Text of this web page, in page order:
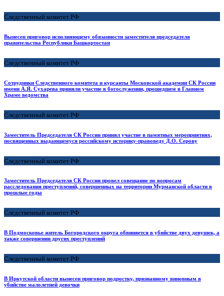
Следственный комитет РФ
Вынесен приговор исполняющему обязанности заместителя председателя
правительства Республики Башкортостан
Следственный комитет РФ
Сотрудники Следственного комитета и курсанты Московской академии СК России
имени А.Я. Сухарева приняли участие в богослужении, прошедшем в Главном
Храме ведомства
Следственный комитет РФ
Заместитель Председателя СК России принял участие в памятных мероприятиях,
посвященных выдающемуся российскому историку-правоведу Д.О. Серову
Следственный комитет РФ
Заместитель Председателя СК России провел совещание по вопросам
расследования преступлений, совершенных на территории Мурманской области в
прошлые годы
Следственный комитет РФ
В Подмосковье житель Богородского округа обвиняется в убийстве двух девушек, а
также совершении других преступлений
Следственный комитет РФ
В Иркутской области вынесен приговор подростку, признанному виновным в
убийстве малолетней девочки